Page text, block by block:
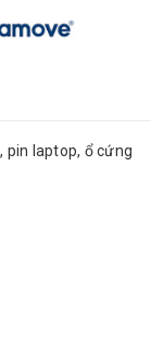
pin laptop, ổ cứng